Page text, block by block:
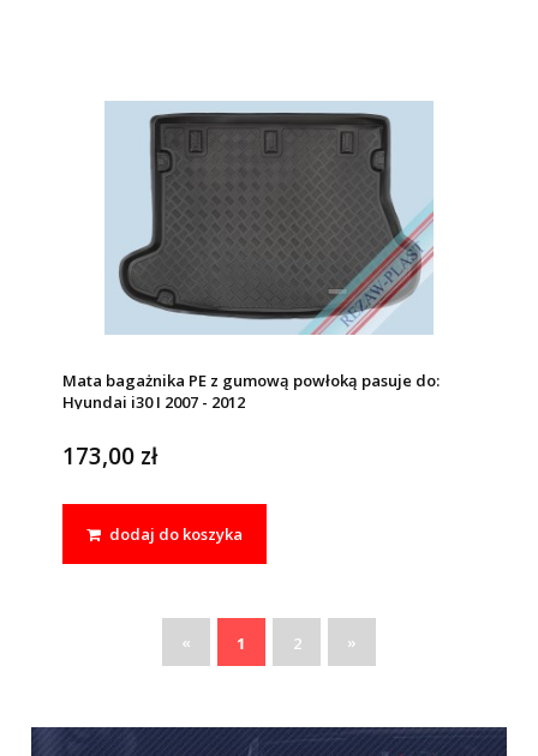
Mata bagażnika PE z gumową powłoką pasuje do:
Hyundai i30 I 2007 - 2012
173,00 zł
dodaj do koszyka
« 1 2 »